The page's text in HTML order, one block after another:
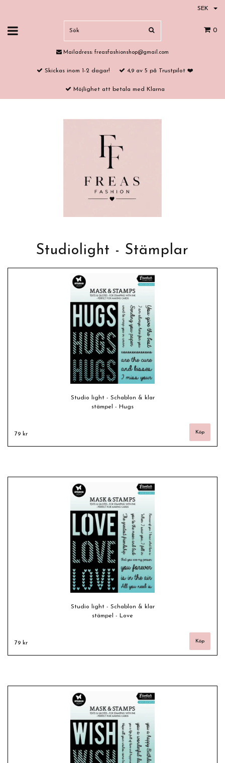
SEK
0
Mailadress: freasfashionshop@gmail.com
Skickas inom 1-2 dagar! 4,9 av 5 på Trustpilot ❤️
Möjlighet att betala med Klarna
Studiolight - Stämplar
Studio light - Schablon & klar
stämpel - Hugs
79 kr
Studio light - Schablon & klar
stämpel - Love
79 kr